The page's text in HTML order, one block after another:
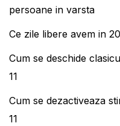
persoane in varsta
Ce zile libere avem in
Cum se deschide
11
Cum se dezactiveaza
11